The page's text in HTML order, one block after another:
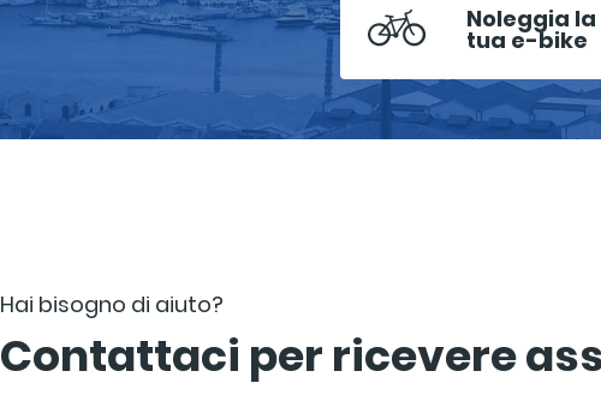
Noleggia la
tua e-bike
Hai bisogno di aiuto?
Contattaci per ricevere